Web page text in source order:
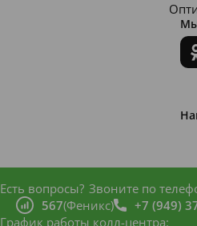
Malasse
Есть вопросы? Звоните по
567(Феникс)
+7 (949)
График работы колл-центра: